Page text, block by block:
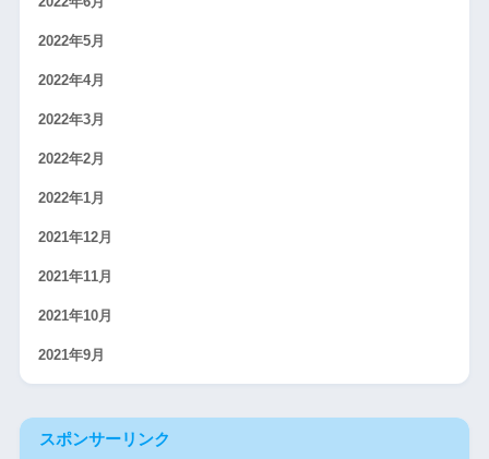
2022年5月
2022年4月
2022年3月
2022年2月
2022年1月
2021年12月
2021年11月
2021年10月
2021年9月
スポンサーリンク